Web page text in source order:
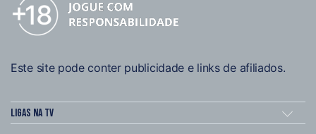
Este site pode conter publicidade e links de afiliados.
Ligas na TV